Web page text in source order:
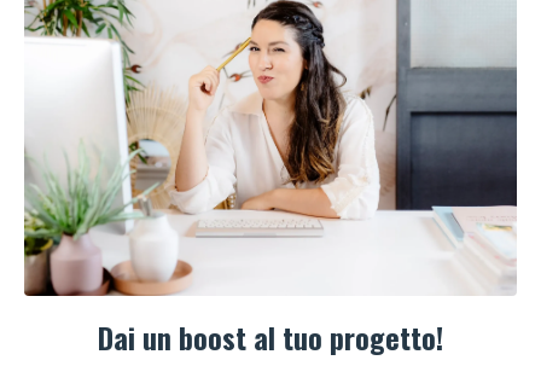
Dai un boost al tuo progetto!